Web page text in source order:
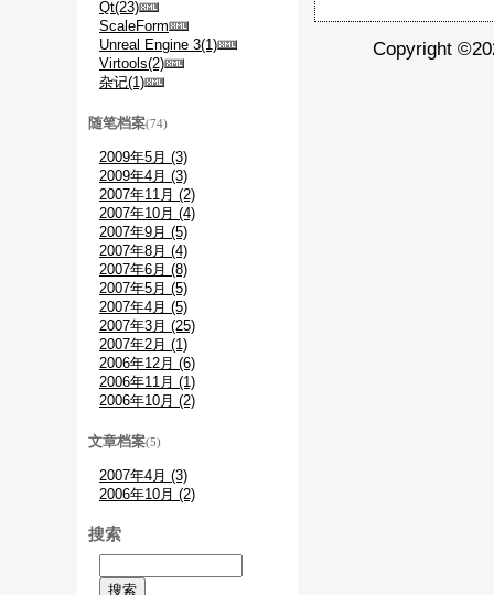
Copyright
Qt(23)
ScaleForm
Unreal Engine 3(1)
Virtools(2)
杂记(1)
随笔档案(74)
2009年5月 (3)
2009年4月 (3)
2007年11月 (2)
2007年10月 (4)
2007年9月 (5)
2007年8月 (4)
2007年6月 (8)
2007年5月 (5)
2007年4月 (5)
2007年3月 (25)
2007年2月 (1)
2006年12月 (6)
2006年11月 (1)
2006年10月 (2)
文章档案(5)
2007年4月 (3)
2006年10月 (2)
搜索